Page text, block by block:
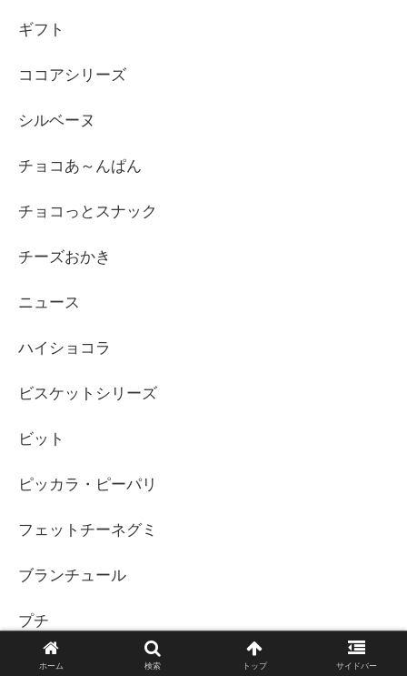
ギフト
ココアシリーズ
シルベーヌ
チョコあ～んぱん
チョコっとスナック
チーズおかき
ニュース
ハイショコラ
ビスケットシリーズ
ビット
ピッカラ・ピーパリ
フェットチーネグミ
ブランチュール
プチ
ルマンド
ホーム 検索 トップ サイドバー